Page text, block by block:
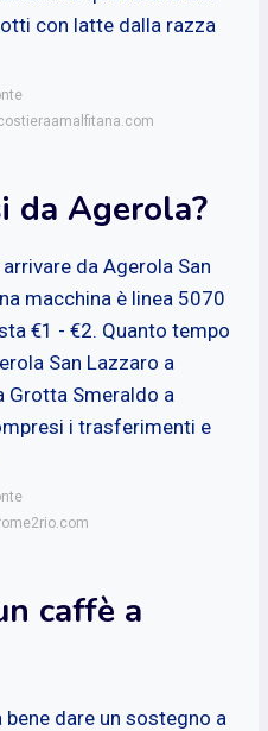
con latte dalla razza
da Agerola?
da Agerola San
macchina è linea 5070
€1 - €2. Quanto tempo
San Lazzaro a
Grotta Smeraldo a
i trasferimenti e
caffè a
bene dare un sostegno a